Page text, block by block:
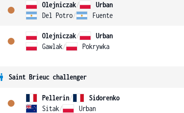
Olejniczak/
Urban
Del Potro/ Fuente
Olejniczak/
Urban
Gawlak/ Pokrywka
Saint Brieuc challenger
Pellerin/
Sidorenko
Sitak/ Urban